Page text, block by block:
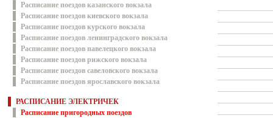
Расписание поездов казанского вокзала
Расписание поездов киевского вокзала
Расписание поездов курского вокзала
Расписание поездов ленинградского вокзала
Расписание поездов павелецкого вокзала
Расписание поездов рижского вокзала
Расписание поездов савеловского вокзала
Расписание поездов ярославского вокзала
РАСПИСАНИЕ ЭЛЕКТРИЧЕК
Расписание пригородных поездов